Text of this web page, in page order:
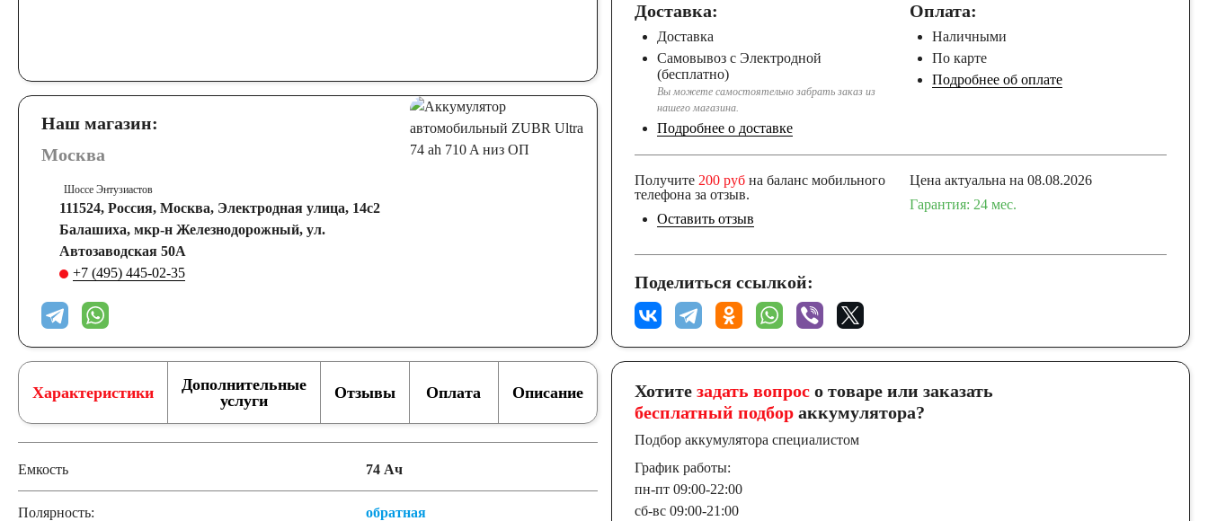
Наш магазин:
Москва
Шоссе Энтузиастов
111524, Россия, Москва, Электродная улица, 14с2
Балашиха, мкр-н Железнодорожный, ул.
Автозаводская 50А
+7 (495) 445-02-35
Доставка:
Доставка
Самовывоз с Электродной
(бесплатно)
Вы можете самостоятельно забрать заказ из
нашего магазина.
Подробнее о доставке
Оплата:
Наличными
По карте
Подробнее об оплате
Получите 200 рубна баланс мобильного
телефона за отзыв.
Оставить отзыв
Цена актуальна на 08.08.2026
Гарантия: 24 мес.
Поделиться ссылкой:
Характеристики
Дополнительные
услуги
Отзывы Оплата Описание
Емкость 74 Ач
Полярность: обратная
Хотите задать вопросо товаре или заказать
бесплатный подбораккумулятора?
Подбор аккумулятора специалистом
График работы:
пн-пт 09:00-22:00
сб-вс 09:00-21:00